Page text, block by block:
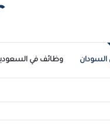
وظائف في